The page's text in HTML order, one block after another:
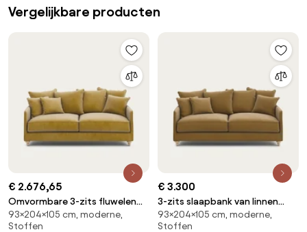
Vergelijkbare producten
€ 2.676,65
Omvormbare 3-zits fluwelen
zetel, Lazare
93×204×105 cm, moderne,
Stoffen
€ 3.300
3-zits slaapbank van linnen
fluweel, LAZARE
93×204×105 cm, moderne,
Stoffen